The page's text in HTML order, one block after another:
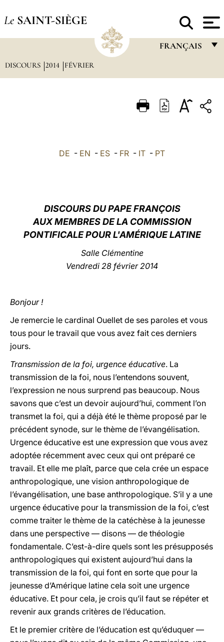
Le SAINT-SIÈGE
FRANÇAIS
ITALIANO
中文
LATINE
DISCOURS 2014 FÉVRIER
DE - EN - ES - FR - IT - PT
DISCOURS DU PAPE FRANÇOIS
AUX MEMBRES DE LA COMMISSION
PONTIFICALE POUR L'AMÉRIQUE LATINE
Salle Clémentine
Vendredi 28 février 2014
Bonjour !
Je remercie le cardinal Ouellet de ses paroles et vous
tous pour le travail que vous avez fait ces derniers
jours.
Transmission de la foi, urgence éducative. La
transmission de la foi, nous l’entendons souvent,
l’expression ne nous surprend pas beaucoup. Nous
savons que c’est un devoir aujourd’hui, comment l’on
transmet la foi, qui a déjà été le thème proposé par le
précédent synode, sur le thème de l’évangélisation.
Urgence éducative est une expression que vous avez
adoptée récemment avec ceux qui ont préparé ce
travail. Et elle me plaît, parce que cela crée un espace
anthropologique, une vision anthropologique de
l’évangélisation, une base anthropologique. S’il y a une
urgence éducative pour la transmission de la foi, c’est
comme traiter le thème de la catéchèse à la jeunesse
dans une perspective — disons — de théologie
fondamentale. C’est-à-dire quels sont les présupposés
anthropologiques qui existent aujourd’hui dans la
transmission de la foi, qui font en sorte que pour la
jeunesse d’Amérique latine cela soit une urgence
éducative. Et pour cela, je crois qu’il faut se répéter et
revenir aux grands critères de l’éducation.
Et le premier critère de l’éducation est qu’éduquer —